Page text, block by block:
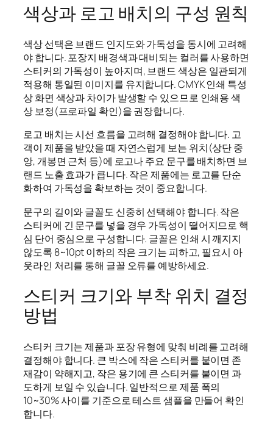
색상과 로고 배치의 구성 원칙
색상 선택은 브랜드 인지도와 가독성을 동시에 고려해
야 합니다. 포장지 배경색과 대비되는 컬러를 사용하면
스티커의 가독성이 높아지며, 브랜드 색상은 일관되게
적용해 통일된 이미지를 유지합니다. CMYK 인쇄 특성
상 화면 색상과 차이가 발생할 수 있으므로 인쇄용 색
상 보정(프로파일 확인)을 권장합니다.
로고 배치는 시선 흐름을 고려해 결정해야 합니다. 고
객이 제품을 받았을 때 자연스럽게 보는 위치(상단 중
앙, 개봉면 근처 등)에 로고나 주요 문구를 배치하면 브
랜드 노출 효과가 큽니다. 작은 제품에는 로고를 단순
화하여 가독성을 확보하는 것이 중요합니다.
문구의 길이와 글꼴도 신중히 선택해야 합니다. 작은
스티커에 긴 문구를 넣을 경우 가독성이 떨어지므로 핵
심 단어 중심으로 구성합니다. 글꼴은 인쇄 시 깨지지
않도록 8~10pt 이하의 작은 크기는 피하고, 필요시 아
웃라인 처리를 통해 글꼴 오류를 예방하세요.
스티커 크기와 부착 위치 결정
방법
스티커 크기는 제품과 포장 유형에 맞춰 비례를 고려해
결정해야 합니다. 큰 박스에 작은 스티커를 붙이면 존
재감이 약해지고, 작은 용기에 큰 스티커를 붙이면 과
도하게 보일 수 있습니다. 일반적으로 제품 폭의
10~30% 사이를 기준으로 테스트 샘플을 만들어 확인
합니다.